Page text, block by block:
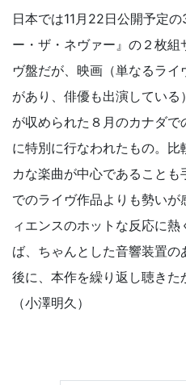
日本では11月22日公開予定
ー・ザ・ネヴァー』の２枚
ヴ盤だが、映画（単なるラ
があり、俳優も出演してい
が収められた８月のカナダ
に特別に行なわれたもの。比
カな楽曲が中心であること
でのライヴ作品よりも勢い
ィエンスのホットな反応に熱
ば、ちゃんとした音響装置
後に、本作を繰り返し聴きた
（小澤明久）